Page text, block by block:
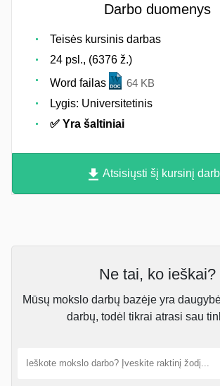
Darbo duomenys
Teisės kursinis darbas
24 psl., (6376 ž.)
Word failas
64 KB
Lygis: Universitetinis
✅ Yra šaltiniai
Atsisiųsti šį kursinį
Ne tai, ko ieškai?
Mūsų mokslo darbų bazėje yra
darbų, todėl tikrai atrasi sau